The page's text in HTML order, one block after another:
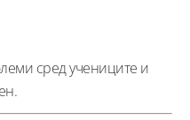
сред учениците и